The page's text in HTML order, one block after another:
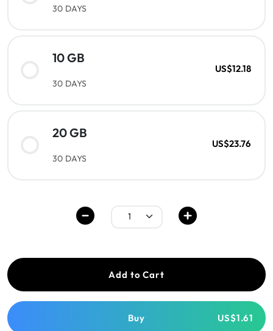
30 DAYS
10 GB
30 DAYS
US$12.18
20 GB
30 DAYS
US$23.76
Add to Cart
Buy US$1.61